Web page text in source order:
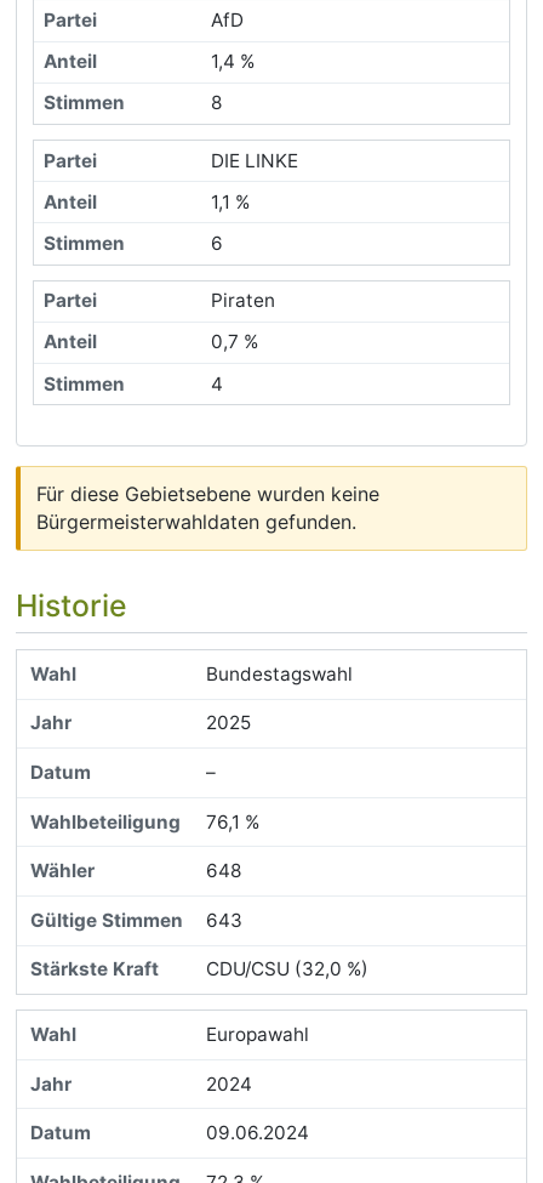
AfD
1,4 %
8
DIE LINKE
1,1 %
6
Piraten
0,7 %
4
Für diese Gebietsebene wurden keine
Bürgermeisterwahldaten gefunden.
Historie
Bundestagswahl
2025
–
76,1 %
648
643
CDU/CSU (32,0 %)
Europawahl
2024
09.06.2024